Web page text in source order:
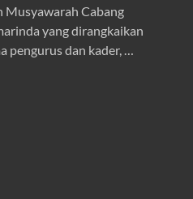
Musyawarah Cabang
yang dirangkaikan
pengurus dan kader, …